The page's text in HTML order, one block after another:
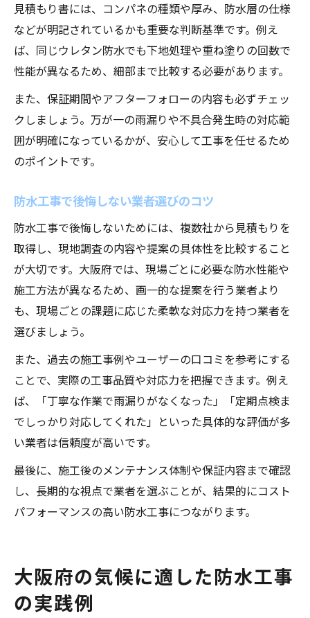
見積もり書には、コンパネの種類や厚み、防水層の仕様
などが明記されているかも重要な判断基準です。例え
ば、同じウレタン防水でも下地処理や重ね塗りの回数で
性能が異なるため、細部まで比較する必要があります。
また、保証期間やアフターフォローの内容も必ずチェッ
クしましょう。万が一の雨漏りや不具合発生時の対応範
囲が明確になっているかが、安心して工事を任せるため
のポイントです。
防水工事で後悔しない業者選びのコツ
防水工事で後悔しないためには、複数社から見積もりを
取得し、現地調査の内容や提案の具体性を比較すること
が大切です。大阪府では、現場ごとに必要な防水性能や
施工方法が異なるため、画一的な提案を行う業者より
も、現場ごとの課題に応じた柔軟な対応力を持つ業者を
選びましょう。
また、過去の施工事例やユーザーの口コミを参考にする
ことで、実際の工事品質や対応力を把握できます。例え
ば、「丁寧な作業で雨漏りがなくなった」「定期点検ま
でしっかり対応してくれた」といった具体的な評価が多
い業者は信頼度が高いです。
最後に、施工後のメンテナンス体制や保証内容まで確認
し、長期的な視点で業者を選ぶことが、結果的にコスト
パフォーマンスの高い防水工事につながります。
大阪府の気候に適した防水工事
の実践例